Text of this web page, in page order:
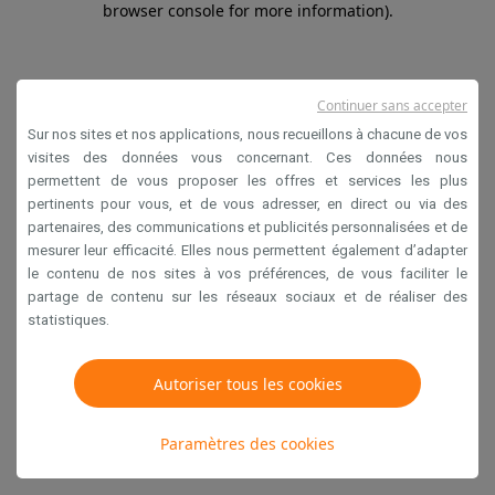
browser console for more information).
Sur nos sites et nos applications, nous recueillons à chacune de vos
visites des données vous concernant. Ces données nous
permettent de vous proposer les offres et services les plus
pertinents pour vous, et de vous adresser, en direct ou via des
partenaires, des communications et publicités personnalisées et de
mesurer leur efficacité. Elles nous permettent également d’adapter
le contenu de nos sites à vos préférences, de vous faciliter le
partage de contenu sur les réseaux sociaux et de réaliser des
statistiques.
Autoriser tous les cookies
Paramètres des cookies
Continuer sans accepter